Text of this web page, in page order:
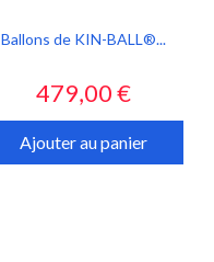
Ballons de KIN-BALL®...
Prix
479,00 €
Ajouter au panier